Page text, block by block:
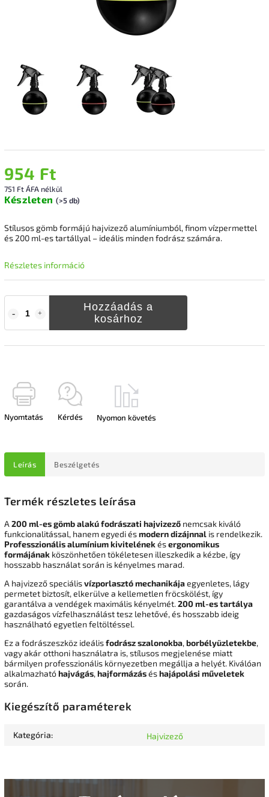
954 Ft
751 Ft ÁFA nélkül
Készleten (>5 db)
Hozzáadás a
kosárhoz
Stílusos gömb formájú hajvizező alumíniumból, finom vízpermettel
és 200 ml-es tartállyal – ideális minden fodrász számára.
Részletes információ
Nyomtatás Kérdés Nyomon követés
Leírás Beszélgetés
Termék részletes leírása
A 200 ml-es gömb alakú fodrászati hajvizező nemcsak kiváló
funkcionalitással, hanem egyedi ésmodern dizájnnal is rendelkezik.
Professzionális alumínium kivitelénekésergonomikus
formájának köszönhetően tökéletesen illeszkedik a kézbe, így
hosszabb használat során is kényelmes marad.
A hajvizező speciálisvízporlasztó mechanikájaegyenletes, lágy
permetet biztosít, elkerülve a kellemetlen fröcskölést, így
garantálva a vendégek maximális kényelmét.200 ml-es tartálya
gazdaságos vízfelhasználást tesz lehetővé, és hosszabb ideig
használható egyetlen feltöltéssel.
Ez a fodrászeszköz ideálisfodrász szalonokba,borbélyüzletekbe,
vagy akár otthoni használatra is, stílusos megjelenése miatt
bármilyen professzionális környezetben megállja a helyét. Kiválóan
alkalmazhatóhajvágás,hajformázáséshajápolási műveletek
során.
Kiegészítő paraméterek
Kategória: Hajvizező